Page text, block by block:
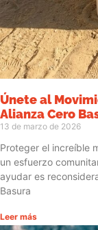
Únete al
Alianza Cero
13 de marzo de 2026
Proteger el increíble
un esfuerzo
ayudar es
Basura
Leer más